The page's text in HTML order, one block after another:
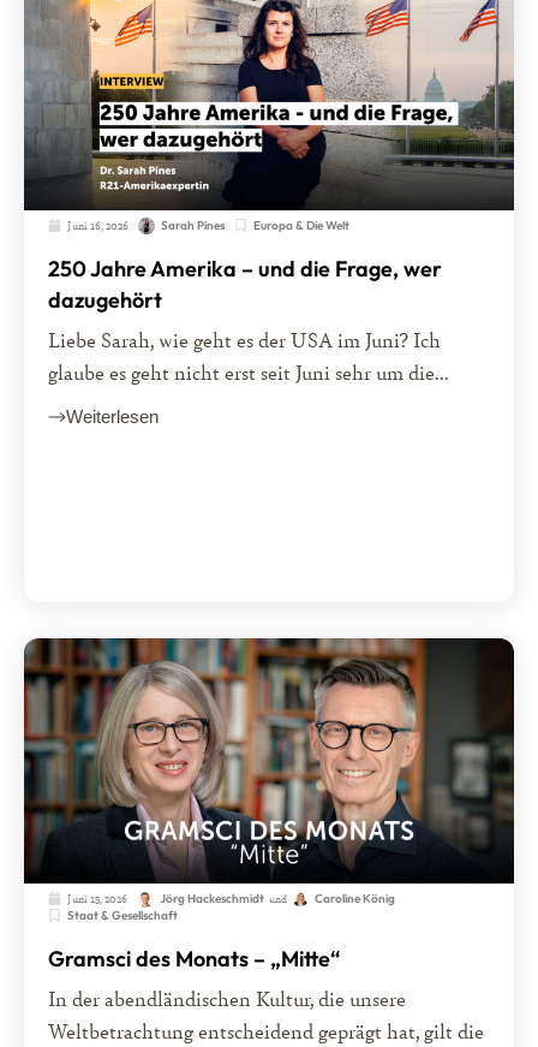
Juni 16, 2026 Sarah Pines Europa & Die Welt
250 Jahre Amerika – und die Frage, wer
dazugehört
Liebe Sarah, wie geht es der USA im Juni? Ich
glaube es geht nicht erst seit Juni sehr um die...
Weiterlesen
Juni 15, 2026 Jörg Hackeschmidt und
Caroline König
Staat & Gesellschaft
Gramsci des Monats – „Mitte“
In der abendländischen Kultur, die unsere
Weltbetrachtung entscheidend geprägt hat, gilt die